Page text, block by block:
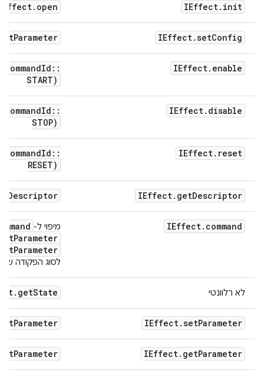
IEffect. init
. open
IEffect.setConfig
Parameter
IEffect. enable
CommandId ::
START)
IEffect. disable
CommandId ::
STOP)
IEffect. reset
CommandId ::
RESET)
IEffect. getDescriptor
Descriptor
IEffect. command מיפוי ל-
Parameter
Parameter
לסוג הפקודה של HIDL מדור קודם
לא רלוונטי . getState
IEffect.setParameter
Parameter
IEffect. getParameter
Parameter